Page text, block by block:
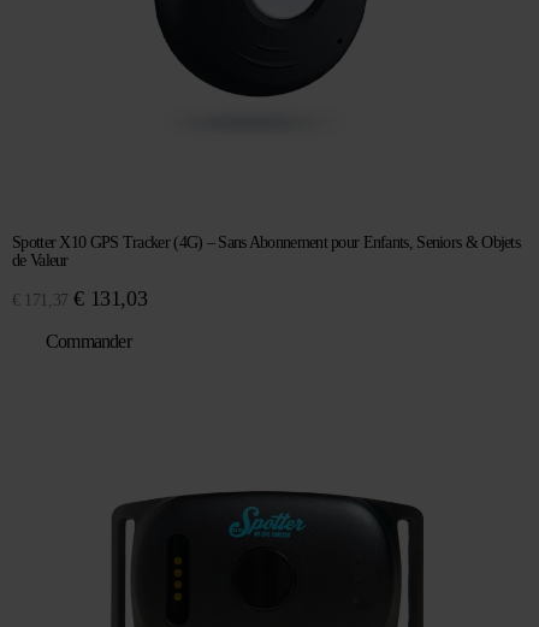
Spotter X10 GPS Tracker (4G) – Sans Abonnement pour Enfants, Seniors & Objets
de Valeur
€ 171,37 Le
initial
€ 131,03Le
Commander